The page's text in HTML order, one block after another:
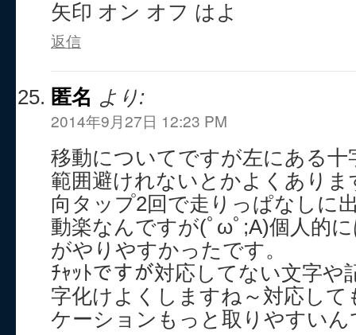
矢印 オン オフ はよ
返信
匿名 より:
2014年9月27日 12:23 PM
移動についてですが左にある十
範囲避けれないとかよくありま
向タップ2回で走りっぱなしに
動楽なんですが(ﾟωﾟ;A)個人的
がやりやすかったです。
ﾁｬｯﾄですが対応してない文字や
字化けよくしますね～対応し